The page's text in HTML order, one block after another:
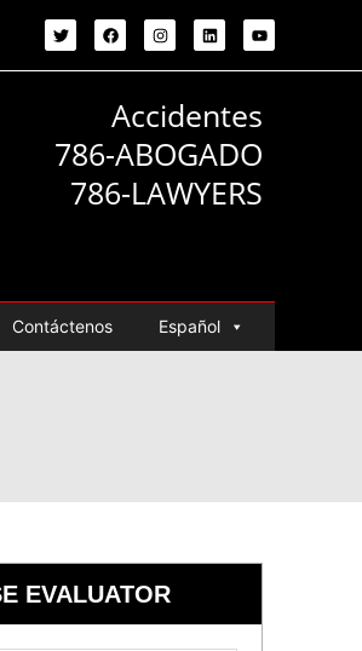
Accidentes
786-ABOGADO
786-LAWYERS
Contáctenos Español
EVALUATOR